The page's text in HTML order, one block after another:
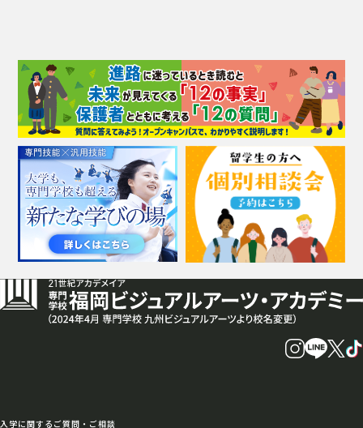
入学に関するご質問・ご相談